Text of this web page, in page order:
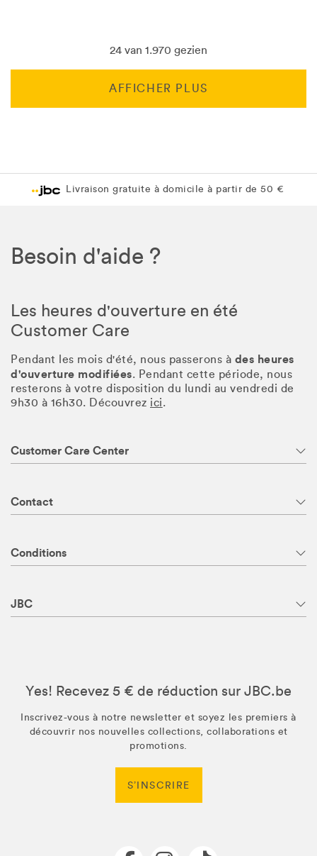
24 van 1.970 gezien
AFFICHER PLUS
Livraison gratuite en magasin JBC
Livraison gratuite en magasin JBC
Besoin d'aide ?
Les heures d'ouverture en été
Customer Care
Pendant les mois d'été, nous passerons à des heures
d'ouverture modifiées. Pendant cette période, nous
resterons à votre disposition du lundi au vendredi de
9h30 à 16h30. Découvrez ici.
Customer Care Center
Contact
Conditions
JBC
Yes! Recevez 5 € de réduction sur JBC.be
Inscrivez-vous à notre newsletter et soyez les premiers à
découvrir nos nouvelles collections, collaborations et
promotions.
S’INSCRIRE